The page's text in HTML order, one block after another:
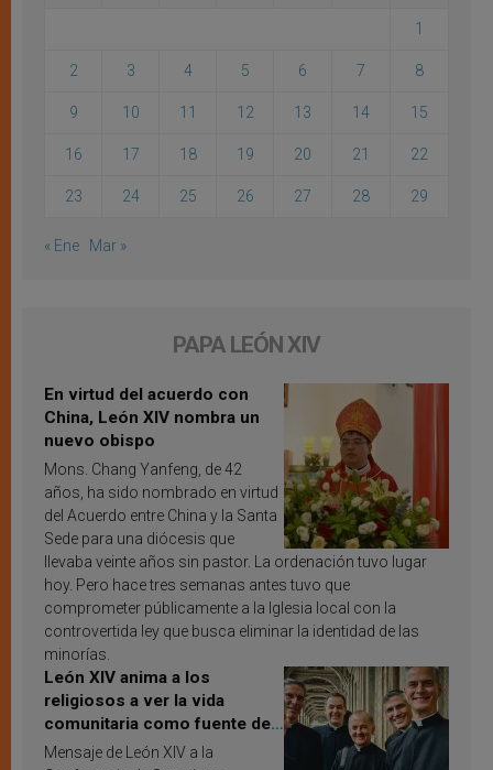
1
2 3 4 5 6 7 8
9 10 11 12 13 14 15
16 17 18 19 20 21 22
23 24 25 26 27 28 29
« Ene Mar »
PAPA LEÓN XIV
En virtud del acuerdo con
China, León XIV nombra un
nuevo obispo
Mons. Chang Yanfeng, de 42
años, ha sido nombrado en virtud
del Acuerdo entre China y la Santa
Sede para una diócesis que
llevaba veinte años sin pastor. La ordenación tuvo lugar
hoy. Pero hace tres semanas antes tuvo que
comprometer públicamente a la Iglesia local con la
controvertida ley que busca eliminar la identidad de las
minorías.
León XIV anima a los
religiosos a ver la vida
comunitaria como fuente de
inspiración y santificación
Mensaje de León XIV a la